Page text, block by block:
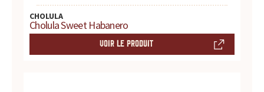
h
i
CHOLULA
Cholula Sweet Habanero
VOIR LE PRODUIT